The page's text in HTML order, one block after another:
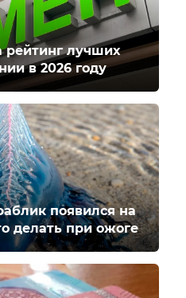
рейтинг лучших
в 2026 году
появился на
делать при ожоге